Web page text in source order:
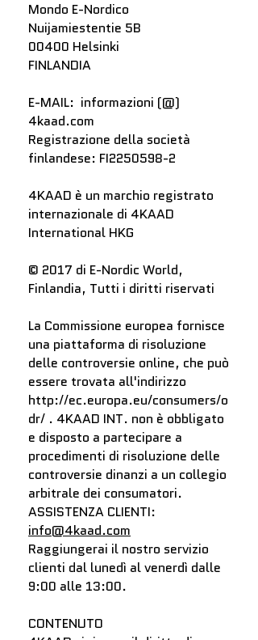
Mondo E-Nordico
Nuijamiestentie 5B
00400 Helsinki
FINLANDIA
E-MAIL: informazioni (@)
4kaad.com
Registrazione della società
finlandese: FI2250598-2
4KAAD è un marchio registrato
internazionale di 4KAAD
International HKG
© 2017 di E-Nordic World,
Finlandia, Tutti i diritti riservati
La Commissione europea fornisce
una piattaforma di risoluzione
delle controversie online, che può
essere trovata all'indirizzo
http://ec.europa.eu/consumers/o
dr/ . 4KAAD INT. non è obbligato
e disposto a partecipare a
procedimenti di risoluzione delle
controversie dinanzi a un collegio
arbitrale dei consumatori.
ASSISTENZA CLIENTI:
info@4kaad.com
Raggiungerai il nostro servizio
clienti dal lunedì al venerdì dalle
9:00 alle 13:00.
CONTENUTO